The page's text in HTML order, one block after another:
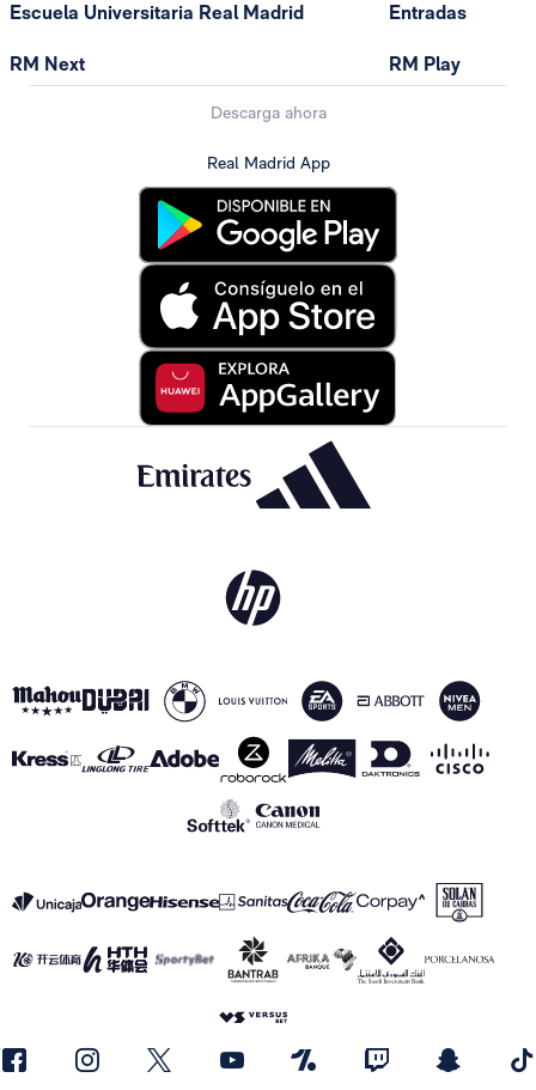
Escuela Universitaria Real Madrid
RM Next
Entradas
RM Play
Descarga ahora
Real Madrid App